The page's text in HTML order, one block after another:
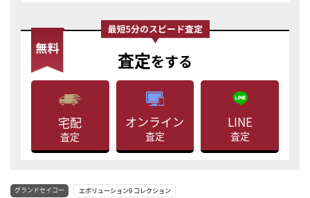
査定をする
宅配
査定
オンライン
査定
LINE
査定
グランドセイコー エボリューション9 コレクション